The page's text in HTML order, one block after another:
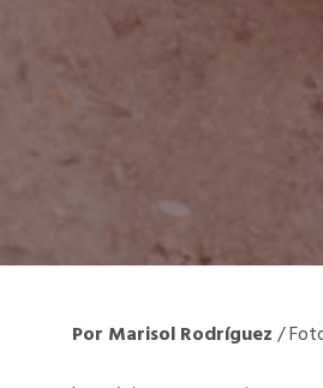
Por Marisol Rodríguez/